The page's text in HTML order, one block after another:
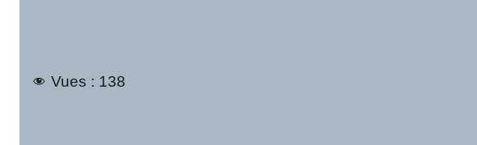
Vues : 138